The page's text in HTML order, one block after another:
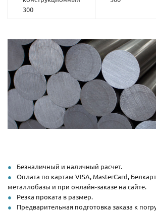
300
Безналичный и наличный расчет.
Оплата по картам VISA, MasterCard,
металлобазы и при онлайн-заказе на сайте.
Резка проката в размер.
Предварительная подготовка заказа к